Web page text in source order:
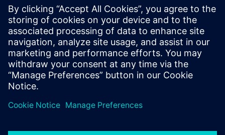
mediante acceso remoto
Talleres de formación.
Consulte aquí las Condiciones complementarias de
formación >